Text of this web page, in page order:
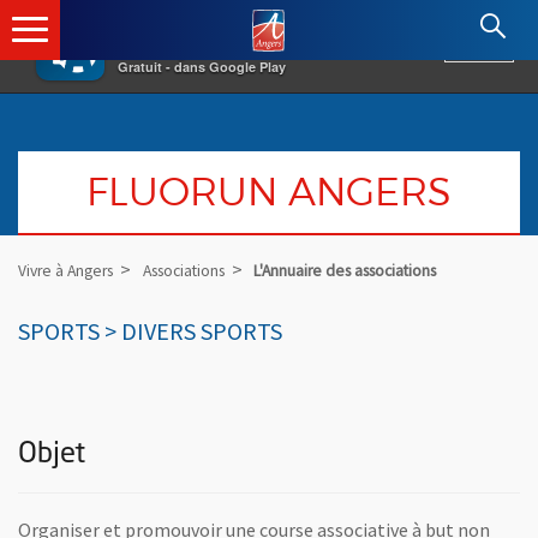
×
Gratuit - dans Google Play
Angers.fr : Retour à l'accueil
FLUORUN ANGERS
Vivre à Angers Associations L'Annuaire des associations
SPORTS > DIVERS SPORTS
Objet
Organiser et promouvoir une course associative à but non